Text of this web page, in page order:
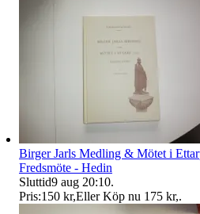
Birger Jarls Medling & Mötet i
Fredsmöte - Hedin
Sluttid9 aug 20:10.
Pris:150 kr,Eller Köp nu 175 kr,.